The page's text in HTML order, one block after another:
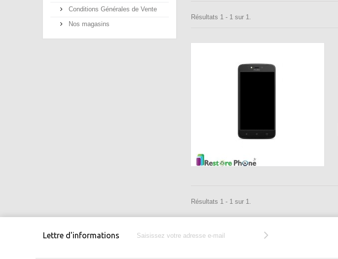
Conditions Générales de Vente
Nos magasins
Résultats 1 - 1 sur 1.
Résultats 1 - 1 sur 1.
Lettre d'informations